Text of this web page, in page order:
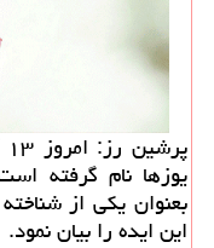
یوزها نام گرفته
بعنوان یكی از
این ایده را بیان نمود.